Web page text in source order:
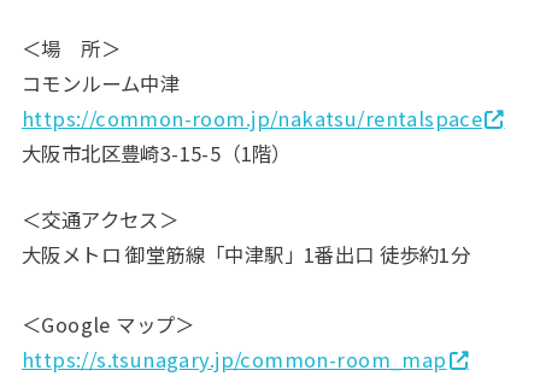
＜場 所＞
コモンルーム中津
https://common-room.jp/nakatsu/rentalspace
大阪市北区豊崎3-15-5（1階）
＜交通アクセス＞
大阪メトロ 御堂筋線「中津駅」1番出口 徒歩約1分
＜Google マップ＞
https://s.tsunagary.jp/common-room_map